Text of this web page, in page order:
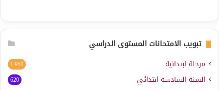
تبويب الامتحانات المستوى الدراسي
مرحلة ابتدائية 1٬951
السنة السادسة ابتدائي 620